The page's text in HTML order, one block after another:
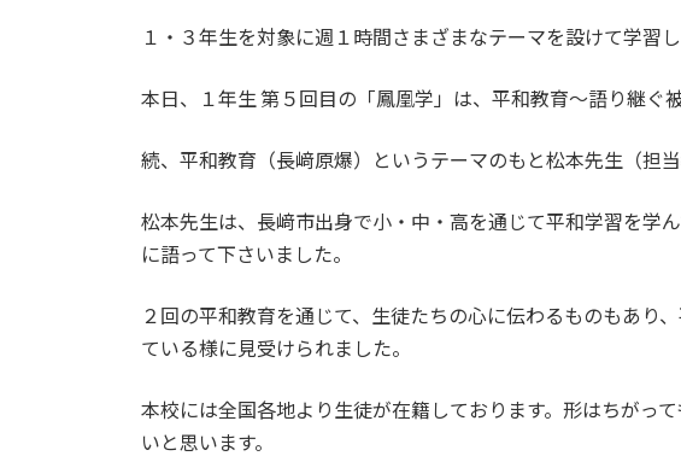
１・３年生を対象に週１時間さまざまなテーマを設けて学習し
本日、１年生 第５回目の「鳳凰学」は、平和教育～語り継ぐ
続、平和教育（長﨑原爆）というテーマのもと松本先生（担
松本先生は、長﨑市出身で小・中・高を通じて平和学習を学
に語って下さいました。
２回の平和教育を通じて、生徒たちの心に伝わるものもあり
ている様に見受けられました。
本校には全国各地より生徒が在籍しております。形はちがっ
いと思います。